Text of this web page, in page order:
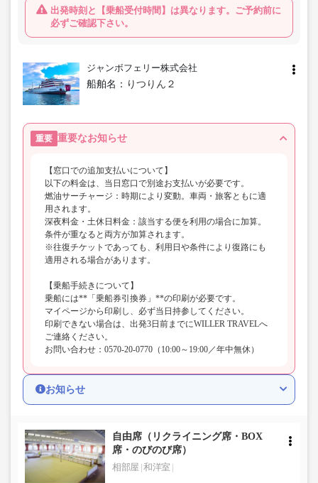
出発時刻と【乗船受付時間】は異なります。ご予約前に
必ずご確認下さい。
ジャンボフェリー株式会社
船舶名： りつりん２
重要 重要なお知らせ
【窓口での追加支払いについて】
以下の料金は、当日窓口で別途お支払いが必要です。
燃油サーチャージ：時期により変動。車両・旅客ともに適
用されます。
深夜料金・土休日料金：該当する便を利用の場合に加算。
条件が重なると両方が加算されます。
※往復チケットであっても、利用日や条件により復路にも
適用される場合があります。
【乗船手続きについて】
乗船には**「乗船券引換券」**の印刷が必要です。
マイページから印刷し、必ず当日持参してください。
印刷できない場合は、出発3日前までにWILLER TRAVELへ
ご連絡ください。
お問い合わせ：0570-20-0770（10:00～19:00／年中無休）
お知らせ
自由席（リクライニング席・BOX
席・のびのび席）
相部屋 和洋室